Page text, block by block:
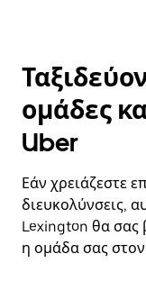
ομάδες
Uber
Εάν χρειάζεστε
διευκολύνσεις,
Lexington θα σας
η ομάδα σας